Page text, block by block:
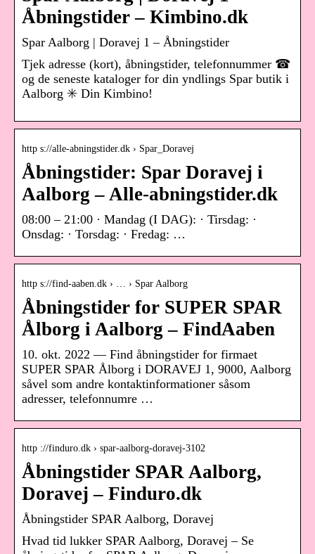
Åbningstider – Kimbino.dk
Spar Aalborg | Doravej 1 – Åbningstider
Tjek adresse (kort), åbningstider, telefonnummer ☎
og de seneste kataloger for din yndlings Spar butik i
Aalborg ✳️ Din Kimbino!
http s://alle-abningstider.dk › Spar_Doravej
Åbningstider: Spar Doravej i
Aalborg – Alle-abningstider.dk
08:00 – 21:00 · Mandag (I DAG): · Tirsdag: ·
Onsdag: · Torsdag: · Fredag: …
http s://find-aaben.dk › … › Spar Aalborg
Åbningstider for SUPER SPAR
Ålborg i Aalborg – FindAaben
10. okt. 2022 — Find åbningstider for firmaet
SUPER SPAR Ålborg i DORAVEJ 1, 9000, Aalborg
såvel som andre kontaktinformationer såsom
adresser, telefonnumre …
http ://finduro.dk › spar-aalborg-doravej-3102
Åbningstider SPAR Aalborg,
Doravej – Finduro.dk
Åbningstider SPAR Aalborg, Doravej
Hvad tid lukker SPAR Aalborg, Doravej – Se